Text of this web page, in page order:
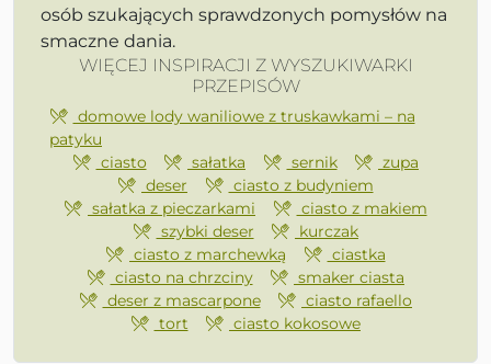
osób szukających sprawdzonych pomysłów na
smaczne dania.
WIĘCEJ INSPIRACJI Z WYSZUKIWARKI
PRZEPISÓW
domowe lody waniliowe z truskawkami – na
patyku
ciasto
sałatka sernik
zupa
deser
ciasto z budyniem
sałatka z pieczarkami
ciasto z makiem
szybki deser
kurczak
ciasto z marchewką
ciastka
ciasto na chrzciny
smaker ciasta
deser z mascarpone
ciasto rafaello
tort
ciasto kokosowe